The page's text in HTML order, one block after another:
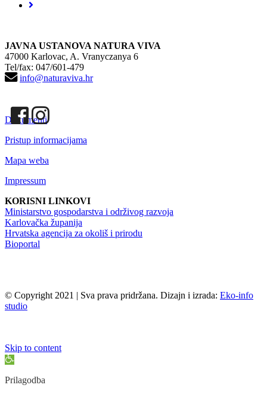
JAVNA USTANOVA NATURA VIVA
47000 Karlovac, A. Vranyczanya 6
Tel/fax: 047/601-479
info@naturaviva.hr
Dokumenti
Pristup informacijama
Mapa weba
Impressum
KORISNI LINKOVI
Ministarstvo gospodarstva i održivog razvoja
Karlovačka županija
Hrvatska agencija za okoliš i prirodu
Bioportal
© Copyright 2021 | Sva prava pridržana. Dizajn i izrada: Eko-info
studio
Skip to content
Open
Prilagodba